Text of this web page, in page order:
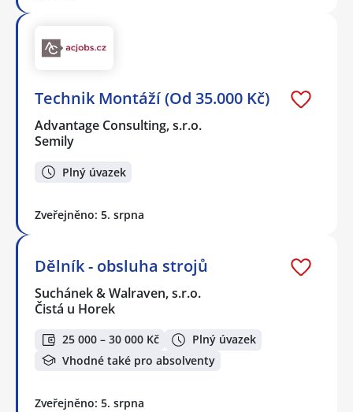
Technik Montáží (Od 35.000 Kč)
Advantage Consulting, s.r.o.
Semily
Plný úvazek
Zveřejněno: 5. srpna
Dělník - obsluha strojů
Suchánek & Walraven, s.r.o.
Čistá u Horek
25 000 – 30 000 Kč
Plný úvazek
Vhodné také pro absolventy
Zveřejněno: 5. srpna